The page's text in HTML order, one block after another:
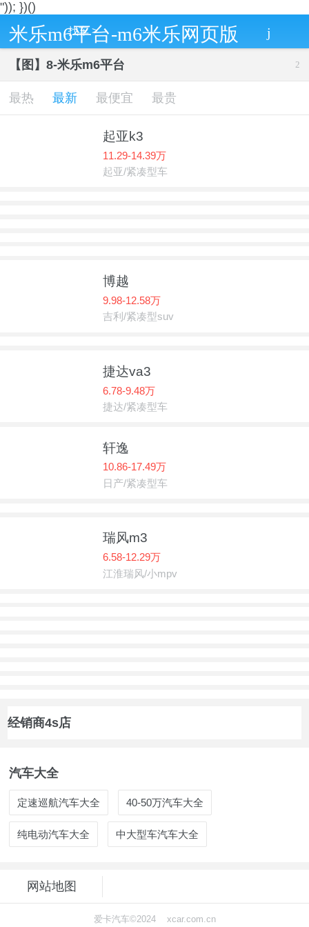
")); })()
米乐m6平台-m6米乐网页版
找车 > j
【图】8-米乐m6平台 2
最热 最新 最便宜 最贵
起亚k3
11.29-14.39万
起亚/紧凑型车
博越
9.98-12.58万
吉利/紧凑型suv
捷达va3
6.78-9.48万
捷达/紧凑型车
轩逸
10.86-17.49万
日产/紧凑型车
瑞风m3
6.58-12.29万
江淮瑞风/小mpv
经销商4s店
汽车大全
定速巡航汽车大全 40-50万汽车大全
纯电动汽车大全 中大型车汽车大全
网站地图
爱卡汽车©2024 xcar.com.cn